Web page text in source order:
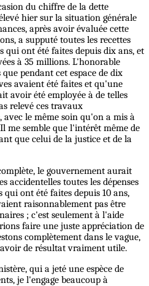
du chiffre de la dette
hier sur la situation générale
après avoir évaluée cette
a supputé toutes les recettes
qui ont été faites depuis dix ans, et
à 35 millions. L'honorable
pendant cet espace de dix
avaient été faites et qu'une
avoir été employée à de telles
relevé ces travaux
le même soin qu'on a mis à
me semble que l'intérêt même de
que celui de la justice et de la
le gouvernement aurait
accidentelles toutes les dépenses
ont été faites depuis 10 ans,
raisonnablement pas être
; c'est seulement à l'aide
faire une juste appréciation de
complètement dans le vague,
de résultat vraiment utile.
qui a jeté une espèce de
je l'engage beaucoup à